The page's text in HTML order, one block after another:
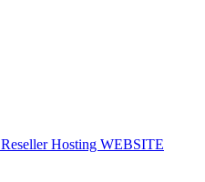
Reseller Hosting WEBSITE